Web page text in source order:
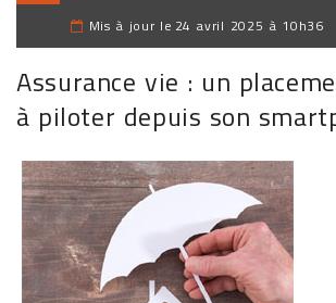
Mis à jour le 24 avril 2025 à 10h36
Assurance vie : un
à piloter depuis son